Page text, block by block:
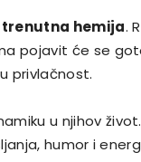
trenutna hemija.
pojavit će se
privlačnost.
u njihov
humor i